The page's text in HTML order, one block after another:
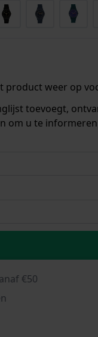
product weer op
toevoegt,
om u te
€50